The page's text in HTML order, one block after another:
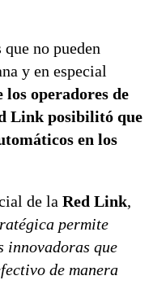
no pueden
y en especial
los operadores de
Link posibilitó que
en los
de la Red Link,
permite
innovadoras que
de manera